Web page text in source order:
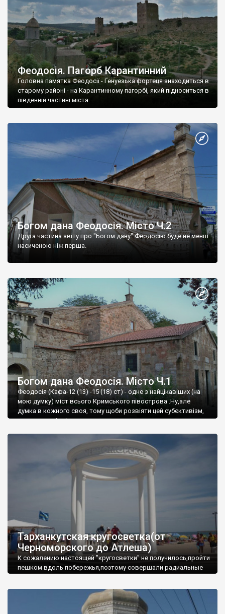
Феодосія. Пагорб Карантинний
Головна памятка Феодосії - Генуезька фортеця знаходиться в
старому районі - на Карантинному пагорбі, який підноситься в
південній частині міста.
Богом дана Феодосія. Місто Ч.2
Друга частина звіту про "Богом дану" Феодосію буде не менш
насиченою ніж перша.
Богом дана Феодосія. Місто Ч.1
Феодосія (Кафа-12 (13) -15 (18) ст) - одне з найцікавіших (на
мою думку) міст всього Кримського півострова .Ну,але
думка в кожного своя, тому щоби розвіяти цей субєктивізм,
запрошую відвідати це
Тарханкутская кругосветка(от
Черноморского до Атлеша)
К сожалению настоящей "кругосветки" не получилось,пройти
пешком вдоль побережья,поэтому совершали радиальные